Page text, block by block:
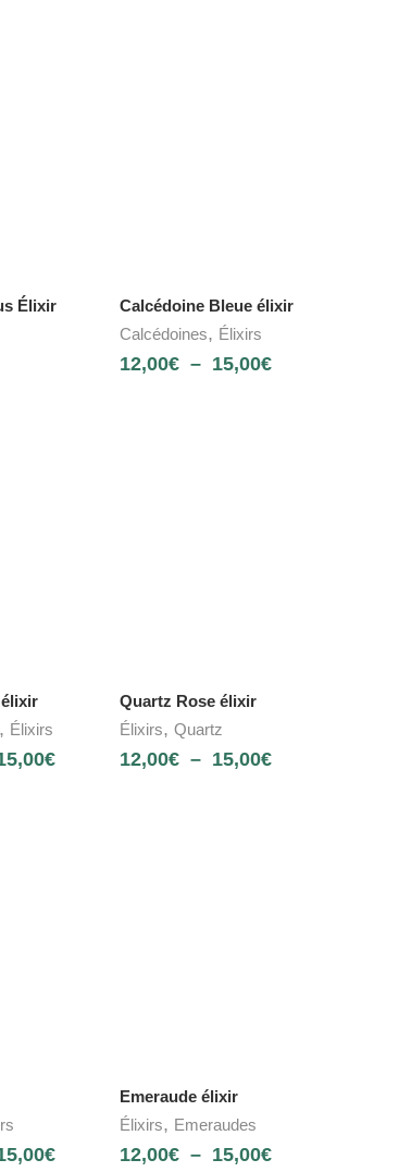
Élixir
Calcédoine Bleue élixir
Calcédoines, Élixirs
12,00€ – 15,00€
, Élixirs
€
Quartz Rose élixir
Élixirs,Quartz
12,00€ – 15,00€
€
Emeraude élixir
Élixirs, Emeraudes
12,00€ – 15,00€